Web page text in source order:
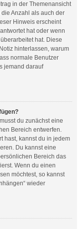
in der Themenansicht
Anzahl als auch der
Hinweis erscheint
hat oder wenn
hat. Diese
hinterlassen, warum
normale Benutzer
jemand darauf
du zunächst eine
Bereich entwerfen.
hast, kannst du in jedem
Du kannst eine
Bereich das
Wenn du einen
möchtest, so kannst
wieder